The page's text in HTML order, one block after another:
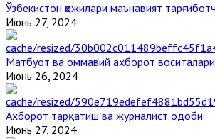
Ўзбекистон ҳожилари маънавият
Июнь 27, 2024
Матбуот ва оммавий ахборот
Июнь 26, 2024
Ахборот тарқатиш ва журналист одоби
Июнь 27, 2024